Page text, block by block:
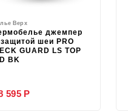
Верх
джемпер
шеи PRO
GUARD LS TOP
BK
595 Р